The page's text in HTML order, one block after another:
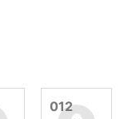
012